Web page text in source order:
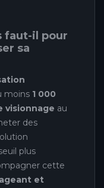
faut-il pour
sa
moins 1 000
visionnage au
des
plus
cette
et